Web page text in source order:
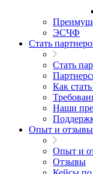
ЭСЧФ
Стать
Стать
Как
Наши
Опыт и отзывы
Опыт и
Отзывы